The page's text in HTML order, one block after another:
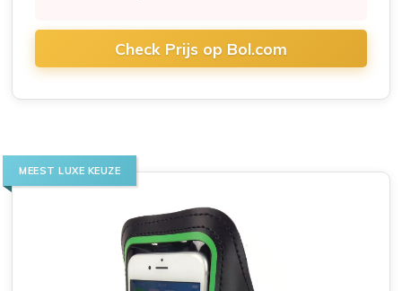
Check Prijs op Bol.com
MEEST LUXE KEUZE